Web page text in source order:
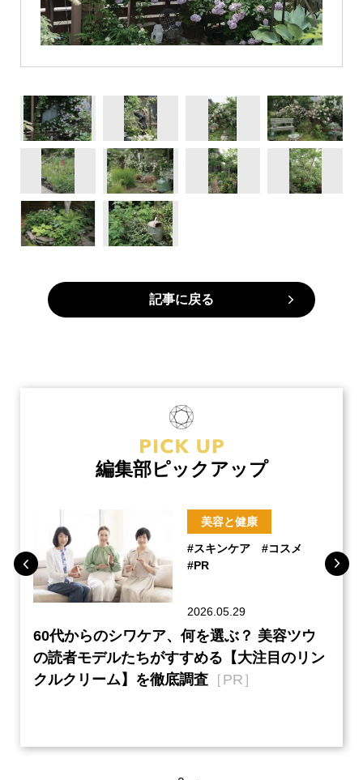
記事に戻る
編集部ピックアップ
美容と健康
#スキンケア
#コスメ
#PR
2026.05.29
60代からのシワケア、何を選ぶ？ 美容ツウ
の読者モデルたちがすすめる【大注目のリン
クルクリーム】を徹底調査 ［PR］